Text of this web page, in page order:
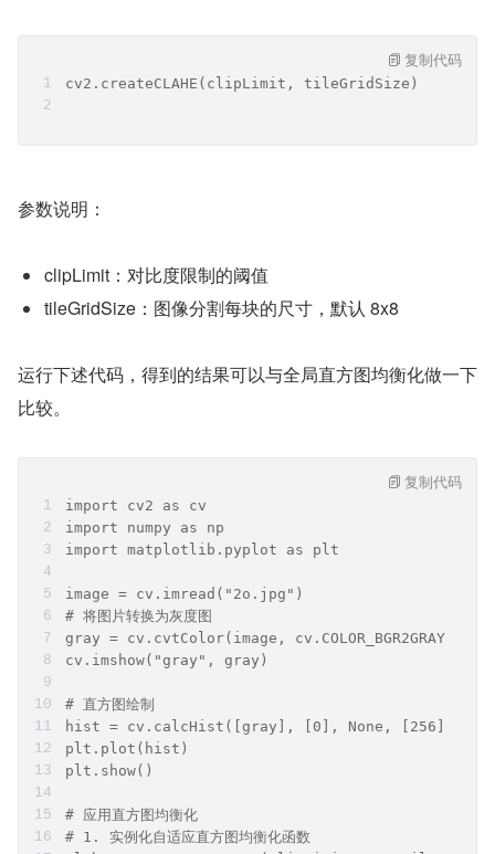
cv2.createCLAHE(clipLimit, tileGridSize)
复制代码
参数说明：
clipLimit：对比度限制的阈值
tileGridSize：图像分割每块的尺寸，默认 8x8
运行下述代码，得到的结果可以与全局直方图均衡化做一下
比较。
import cv2 as cv
import numpy as np
import matplotlib.pyplot as plt
image = cv.imread("2o.jpg")
# 将图片转换为灰度图
gray = cv.cvtColor(image, cv.COLOR_BGR2GRAY)
cv.imshow("gray", gray)
# 直方图绘制
hist = cv.calcHist([gray], [0], None, [256], [0,
plt.plot(hist)
plt.show()
# 应用直方图均衡化
# 1. 实例化自适应直方图均衡化函数
复制代码